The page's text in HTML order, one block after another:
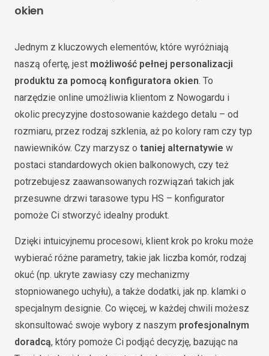
okien
Jednym z kluczowych elementów, które wyróżniają
naszą ofertę, jest możliwość pełnej personalizacji
produktu za pomocą konfiguratora okien. To
narzędzie online umożliwia klientom z Nowogardu i
okolic precyzyjne dostosowanie każdego detalu – od
rozmiaru, przez rodzaj szklenia, aż po kolory ram czy typ
nawiewników. Czy marzysz o taniej alternatywie w
postaci standardowych okien balkonowych, czy też
potrzebujesz zaawansowanych rozwiązań takich jak
przesuwne drzwi tarasowe typu HS – konfigurator
pomoże Ci stworzyć idealny produkt.
Dzięki intuicyjnemu procesowi, klient krok po kroku może
wybierać różne parametry, takie jak liczba komór, rodzaj
okuć (np. ukryte zawiasy czy mechanizmy
stopniowanego uchyłu), a także dodatki, jak np. klamki o
specjalnym designie. Co więcej, w każdej chwili możesz
skonsultować swoje wybory z naszym profesjonalnym
doradcą, który pomoże Ci podjąć decyzję, bazując na